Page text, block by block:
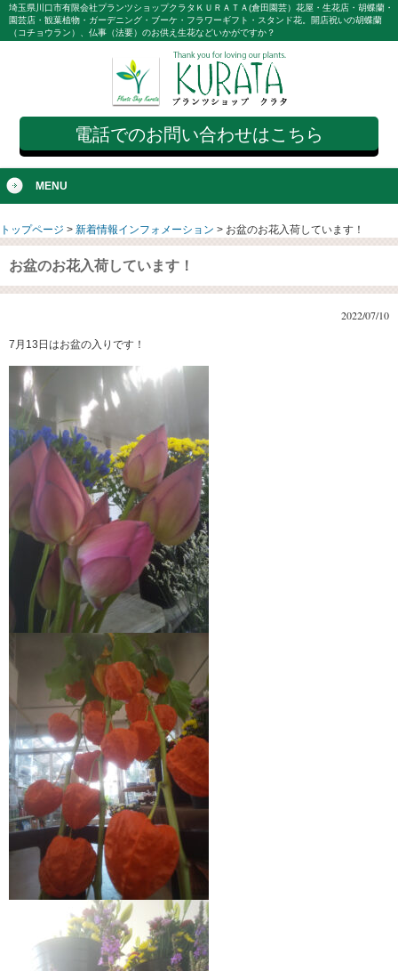
埼玉県川口市有限会社プランツショップクラタＫＵＲＡＴＡ(倉田園芸）花屋・生花店・胡蝶蘭・
園芸店・観葉植物・ガーデニング・ブーケ・フラワーギフト・スタンド花。開店祝いの胡蝶蘭
（コチョウラン）、仏事（法要）のお供え生花などいかがですか？
電話でのお問い合わせはこちら
MENU
トップページ > 新着情報インフォメーション > お盆のお花入荷しています！
お盆のお花入荷しています！
2022/07/10
7月13日はお盆の入りです！